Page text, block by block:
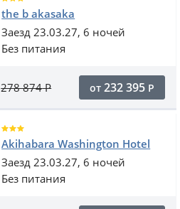
the b akasaka
Заезд 23.03.27, 6 ночей
Без питания
278 874Р от 232 395 Р
Akihabara Washington Hotel
Заезд 23.03.27, 6 ночей
Без питания